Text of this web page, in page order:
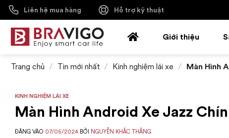
qua
dung
Liên hệ mua hàng Hỗ trợ kỹ thuật
Giới thiệu
Trang chủ / Tin mới nhất / Kinh nghiệm lái xe / Màn Hình
KINH NGHIỆM LÁI XE
Màn Hình Android Xe Jazz
ĐĂNG VÀO 07/05/2024 BỞI NGUYỄN KHẮC THẮNG